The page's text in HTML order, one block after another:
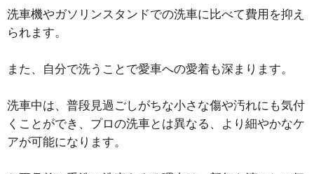
洗車機やガソリンスタンドでの洗車に比べて費用を抑え
られます。
また、自分で洗うことで愛車への愛着も深まります。
洗車中は、普段見過ごしがちな小さな傷や汚れにも気付
くことができ、プロの洗車とは異なる、より細やかなケ
アが可能になります。